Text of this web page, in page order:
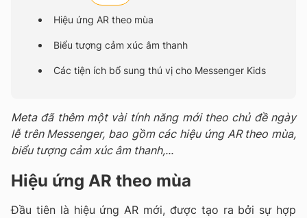
Hiệu ứng AR theo mùa
Biểu tượng cảm xúc âm thanh
Các tiện ích bổ sung thú vị cho Messenger Kids
Meta đã thêm một vài tính năng mới theo chủ đề ngày
lễ trên Messenger, bao gồm các hiệu ứng AR theo mùa,
biểu tượng cảm xúc âm thanh,...
Hiệu ứng AR theo mùa
Đầu tiên là hiệu ứng AR mới, được tạo ra bởi sự hợp